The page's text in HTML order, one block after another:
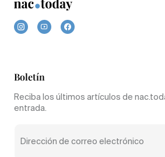
Boletín
Reciba los últimos artículos de
entrada.